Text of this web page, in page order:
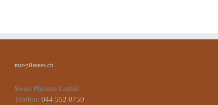
nur-plissees.ch
Swiss Plissees GmbH
Telefon: 044 552 0750